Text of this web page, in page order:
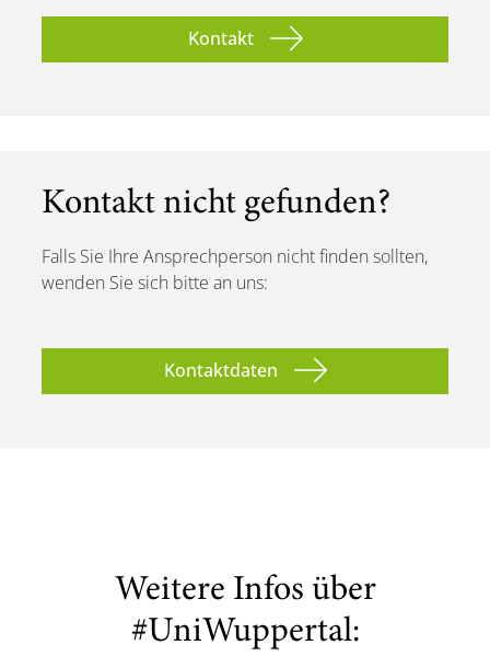
Kontakt
Kontakt nicht gefunden?
Falls Sie Ihre Ansprechperson nicht finden sollten,
wenden Sie sich bitte an uns:
Kontaktdaten
Weitere Infos über
#UniWuppertal: